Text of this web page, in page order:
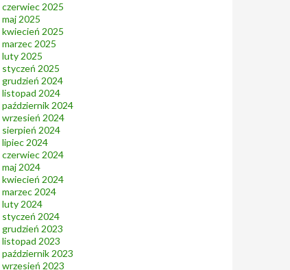
czerwiec 2025
maj 2025
kwiecień 2025
marzec 2025
luty 2025
styczeń 2025
grudzień 2024
listopad 2024
październik 2024
wrzesień 2024
sierpień 2024
lipiec 2024
czerwiec 2024
maj 2024
kwiecień 2024
marzec 2024
luty 2024
styczeń 2024
grudzień 2023
listopad 2023
październik 2023
wrzesień 2023